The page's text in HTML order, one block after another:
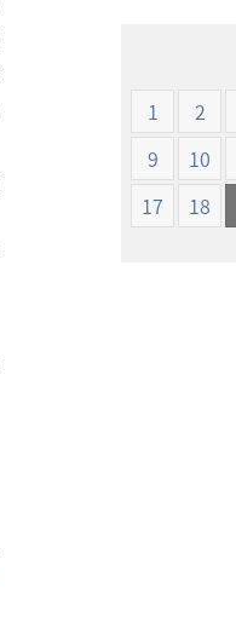
1 2
9
10
17
18